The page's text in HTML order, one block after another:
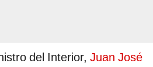
del Interior, Juan José